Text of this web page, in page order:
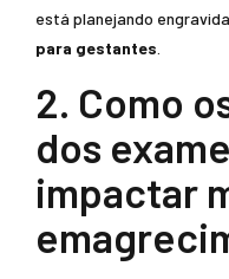
está planejando
para gestantes
2. Como
dos
impactar